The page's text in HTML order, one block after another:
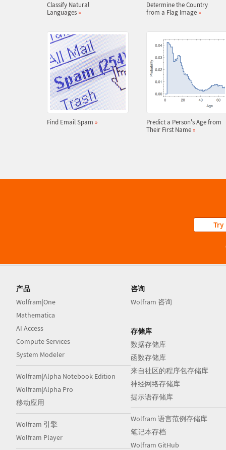
Classify Natural
Languages »
Determine the Country
from a Flag Image »
Find Email Spam »
Predict a Person's Age from
Their First Name »
Try
产品
Wolfram|One
Mathematica
AI Access
Compute Services
System Modeler
Wolfram|Alpha Notebook Edition
Wolfram|Alpha Pro
移动应用
Wolfram 引擎
Wolfram Player
咨询
Wolfram 咨询
存储库
数据存储库
函数存储库
来自社区的程序包存储库
神经网络存储库
提示语存储库
Wolfram 语言范例存储库
笔记本存档
Wolfram GitHub